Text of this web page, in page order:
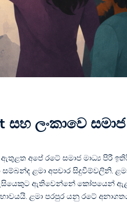
සහ ලංකාවෙ
අපේ රටේ සමාජ මාධ්‍ය පිරී
ළමා අපචාර සිදුවීම්වලිනි.
ඇතිවෙන්නේ කෝපයෙන්
ළමා පරපුර යනු රටේ